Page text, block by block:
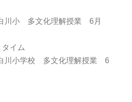
白川小 多文化理解授業 6月
イム
白川小学校 多文化理解授業 6